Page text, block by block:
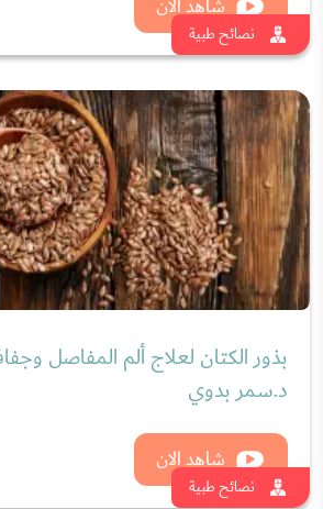
نصائح طبية
الأعراض المبكرة للسرطان وطرق
د.هيثم الصلاحات
شاهد الان